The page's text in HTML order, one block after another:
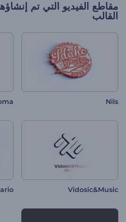
مقاطع الفيديو التي تم
القالب
Nils
Vidosic&Music